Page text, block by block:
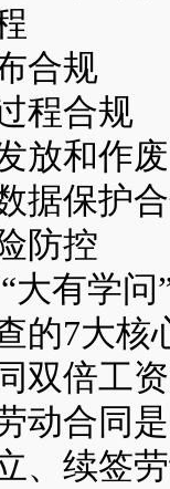
合规
程合规
放和作废
据保护
防控
有学问
的7大核
双倍工
动合同
、续签